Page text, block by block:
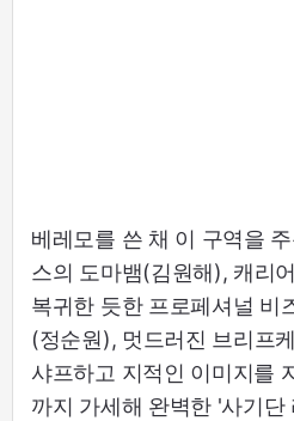
베레모를 쓴 채 이 구역을
스의 도마뱀(김원해), 캐리
복귀한 듯한 프로페셔널 비
(정순원), 멋드러진 브리프
샤프하고 지적인 이미지를
까지 가세해 완벽한 '사기단